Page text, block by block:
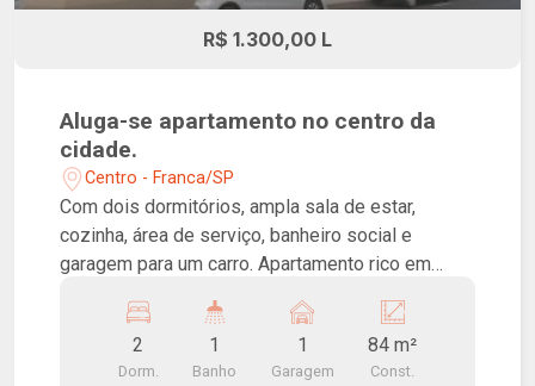
R$ 1.300,00 L
Aluga-se apartamento no centro da
cidade.
Centro - Franca/SP
Com dois dormitórios, ampla sala de estar,
cozinha, área de serviço, banheiro social e
garagem para um carro. Apartamento rico em
2
Dorm.
1
Banho
1
Garagem
84 m²
Const.